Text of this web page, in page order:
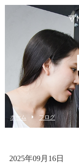
ホーム ブログ
2025年09月16日